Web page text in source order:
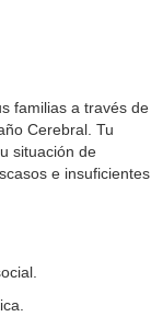
familias a través de
Cerebral. Tu
situación de
e insuficientes